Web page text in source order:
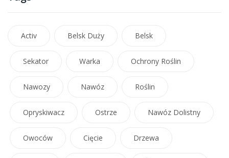
Activ Belsk Duży Belsk
Sekator Warka Ochrony Roślin
Nawozy Nawóz Roślin
Opryskiwacz Ostrze Nawóz Dolistny
Owoców Cięcie Drzewa